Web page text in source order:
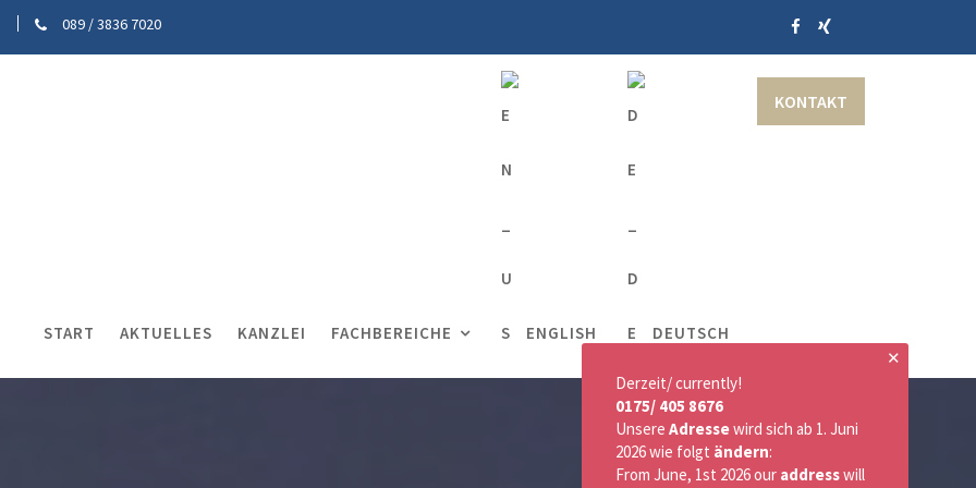
089 / 3836 7020
KONTAKT
START AKTUELLES KANZLEI FACHBEREICHE ENGLISH DEUTSCH
✕
Derzeit/ currently!
0175/ 405 8676
Unsere Adressewird sich ab 1. Juni
2026 wie folgt ändern:
From June, 1st 2026 our addresswill